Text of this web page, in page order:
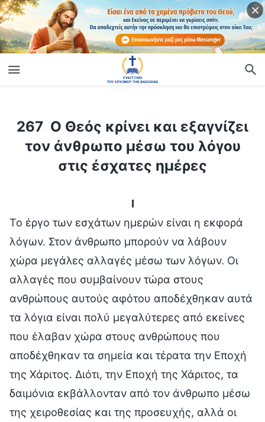
267 O Θεός κρίνει και εξαγνίζει
τον άνθρωπο μέσω του λόγου
στις έσχατες ημέρες
I
Το έργο των εσχάτων ημερών είναι η εκφορά
λόγων. Στον άνθρωπο μπορούν να λάβουν
χώρα μεγάλες αλλαγές μέσω των λόγων. Οι
αλλαγές που συμβαίνουν τώρα στους
ανθρώπους αυτούς αφότου αποδέχθηκαν αυτά
τα λόγια είναι πολύ μεγαλύτερες από εκείνες
που έλαβαν χώρα στους ανθρώπους που
αποδέχθηκαν τα σημεία και τέρατα την Εποχή
της Χάριτος. Διότι, την Εποχή της Χάριτος, τα
δαιμόνια εκβάλλονταν από τον άνθρωπο μέσω
της χειροθεσίας και της προσευχής, αλλά οι